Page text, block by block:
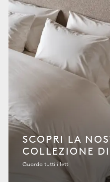
SCOPRI LA
COLLEZIONE
Guarda tutti i letti